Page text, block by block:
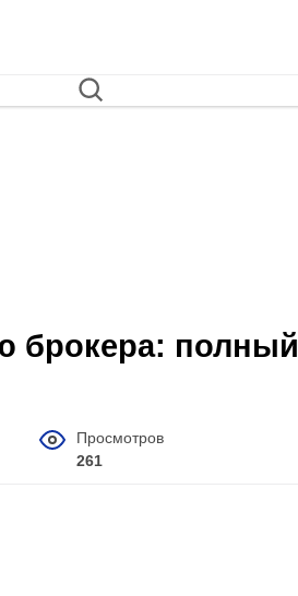
брокера: полный
Просмотров
261